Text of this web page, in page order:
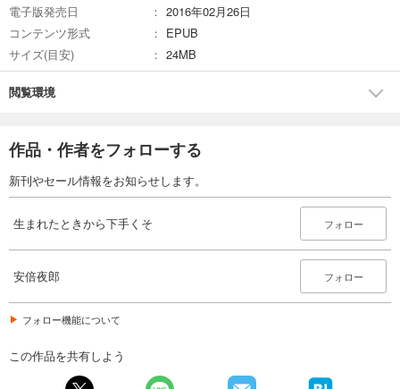
電子版発売日
2016年02月26日
コンテンツ形式
EPUB
サイズ(目安)
24MB
閲覧環境
作品・作者をフォローする
新刊やセール情報をお知らせします。
生まれたときから下手くそ フォロー
安倍夜郎 フォロー
フォロー機能について
この作品を共有しよう